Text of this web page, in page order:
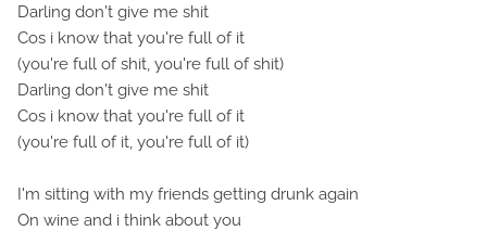
Darling don't give me shit
Cos i know that you're full of it
(you're full of shit, you're full of shit)
Darling don't give me shit
Cos i know that you're full of it
(you're full of it, you're full of it)
I'm sitting with my friends getting drunk again
On wine and i think about you